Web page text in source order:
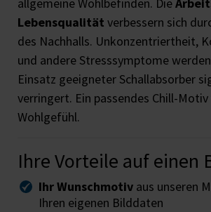
allgemeine Wohlbefinden. Die
Lebensqualität verbessern sich
des Nachhalls. Unkonzentriertheit,
und andere Stresssymptome
Einsatz geeigneter Schallabsorber
verringert. Ein passendes Chill-
Wohlgefühl.
Ihre Vorteile auf einen
Ihr Wunschmotiv aus unseren
Ihren eigenen Bilddaten